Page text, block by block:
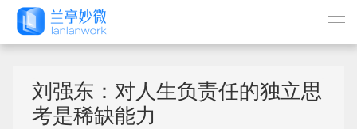
刘强东：对人生负责任的独立思
考是稀缺能力